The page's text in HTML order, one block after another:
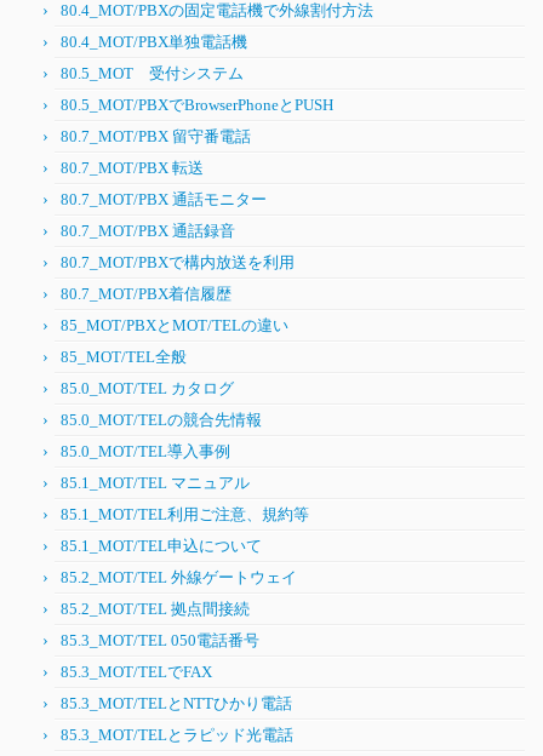
80.4_MOT/PBXの固定電話機で外線割付方法
80.4_MOT/PBX単独電話機
80.5_MOT 受付システム
80.5_MOT/PBXでBrowserPhoneとPUSH
80.7_MOT/PBX 留守番電話
80.7_MOT/PBX 転送
80.7_MOT/PBX 通話モニター
80.7_MOT/PBX 通話録音
80.7_MOT/PBXで構内放送を利用
80.7_MOT/PBX着信履歴
85_MOT/PBXとMOT/TELの違い
85_MOT/TEL全般
85.0_MOT/TEL カタログ
85.0_MOT/TELの競合先情報
85.0_MOT/TEL導入事例
85.1_MOT/TEL マニュアル
85.1_MOT/TEL利用ご注意、規約等
85.1_MOT/TEL申込について
85.2_MOT/TEL 外線ゲートウェイ
85.2_MOT/TEL 拠点間接続
85.3_MOT/TEL 050電話番号
85.3_MOT/TELでFAX
85.3_MOT/TELとNTTひかり電話
85.3_MOT/TELとラピッド光電話